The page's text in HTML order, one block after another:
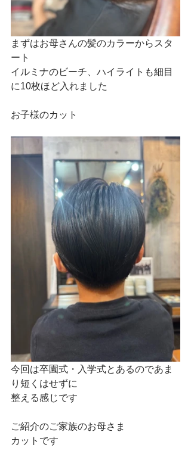
まずはお母さんの髪のカラーからスタ
ート
イルミナのビーチ、ハイライトも細目
に10枚ほど入れました
お子様のカット
今回は卒園式・入学式とあるのであま
り短くはせずに
整える感じです
ご紹介のご家族のお母さま
カットです